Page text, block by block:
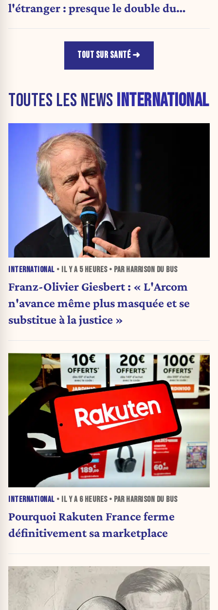
l'étranger : presque le double du
TOUT SUR SANTÉ
TOUTES LES NEWS INTERNATIONAL
INTERNATIONAL • IL Y A 5 HEURES• PAR HARRISON DU BUS
Franz-Olivier Giesbert : « L'Arcom
n'avance même plus masquée et se
substitue à la justice »
INTERNATIONAL • IL Y A 6 HEURES• PAR HARRISON DU BUS
Pourquoi Rakuten France ferme
définitivement sa marketplace